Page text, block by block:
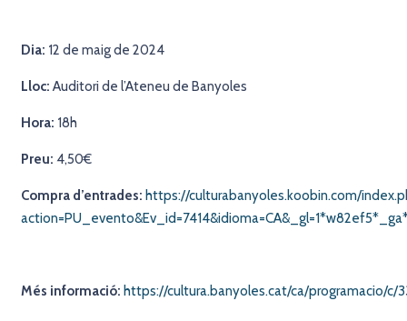
Dia: 12 de maig de 2024
Lloc: Auditori de l’Ateneu de Banyoles
Hora: 18h
Preu: 4,50€
Compra d’entrades: https://culturabanyoles.koobin.com/
Més informació: https://cultura.banyoles.cat/ca/programacio/c/